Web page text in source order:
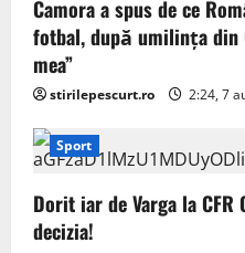
Camora a spus de ce
fotbal, după umilința din
mea”
stirilepescurt.ro 2:24, 7
Sport
Dorit iar de Varga la
decizia!